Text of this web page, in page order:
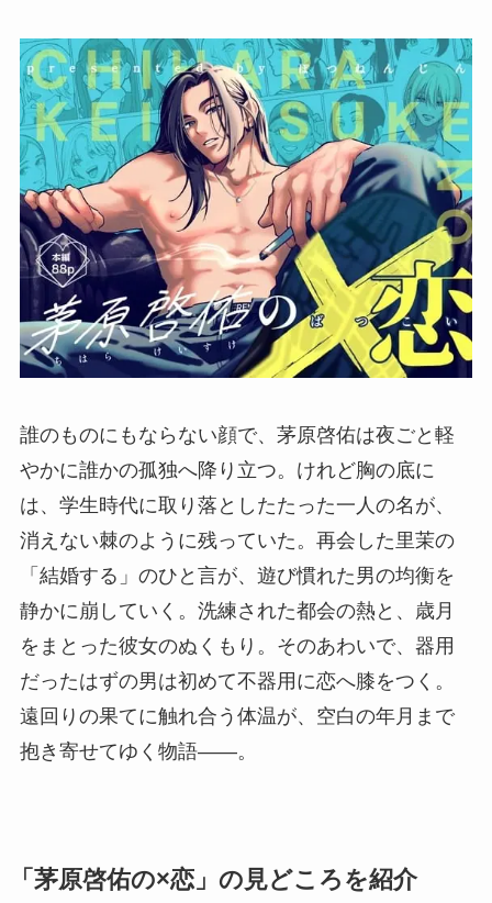
誰のものにもならない顔で、茅原啓佑は夜ごと軽
やかに誰かの孤独へ降り立つ。けれど胸の底に
は、学生時代に取り落としたたった一人の名が、
消えない棘のように残っていた。再会した里茉の
「結婚する」のひと言が、遊び慣れた男の均衡を
静かに崩していく。洗練された都会の熱と、歳月
をまとった彼女のぬくもり。そのあわいで、器用
だったはずの男は初めて不器用に恋へ膝をつく。
遠回りの果てに触れ合う体温が、空白の年月まで
抱き寄せてゆく物語――。
「茅原啓佑の×恋」の見どころを紹介